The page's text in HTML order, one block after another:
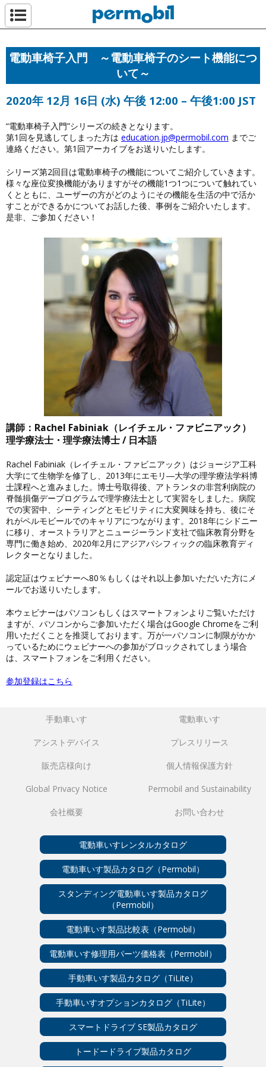
電動車椅子入門 ～電動車椅子のシート機能につ
いて～
2020年 12月 16日 (水) 午後 12:00 – 午後1:00 JST
“電動車椅子入門”シリーズの続きとなります。
第1回を見逃してしまった方は education.jp@permobil.com までご
連絡ください。第1回アーカイブをお送りいたします。
シリーズ第2回目は電動車椅子の機能についてご紹介していきます。
様々な座位変換機能がありますがその機能1つ1つについて触れてい
くとともに、ユーザーの方がどのようにその機能を生活の中で活か
すことができるかについてお話した後、事例をご紹介いたします。
是非、ご参加ください！
講師：Rachel Fabiniak（レイチェル・ファビニアック）
理学療法士・理学療法博士 / 日本語
Rachel Fabiniak（レイチェル・ファビニアック）はジョージア工科
大学にて生物学を修了し、2013年にエモリ―大学の理学療法学科博
士課程へと進みました。博士号取得後、アトランタの非営利病院の
脊髄損傷デープログラムで理学療法士として実習をしました。病院
での実習中、シーティングとモビリティに大変興味を持ち、後にそ
れがペルモビールでのキャリアにつながります。2018年にシドニー
に移り、オーストラリアとニュージーランド支社で臨床教育分野を
専門に働き始め、2020年2月にアジアパシフィックの臨床教育ディ
レクターとなりました。
認定証はウェビナーへ80％もしくはそれ以上参加いただいた方にメ
ールでお送りいたします。
本ウェビナーはパソコンもしくはスマートフォンよりご覧いただけ
ますが、パソコンからご参加いただく場合はGoogle Chromeをご利
用いただくことを推奨しております。万が一パソコンに制限がかか
っているためにウェビナーへの参加がブロックされてしまう場合
は、スマートフォンをご利用ください。
参加登録はこちら
手動車いす 電動車いす
アシストデバイス プレスリリース
販売店様向け 個人情報保護方針
Global Privacy Notice Permobil and Sustainability
会社概要 お問い合わせ
電動車いすレンタルカタログ
電動車いす製品カタログ（Permobil）
スタンディング電動車いす製品カタログ
（Permobil）
電動車いす製品比較表（Permobil）
電動車いす修理用パーツ価格表（Permobil）
手動車いす製品カタログ（TiLite）
手動車いすオプションカタログ（TiLite）
スマートドライブ SE製品カタログ
トードードライブ製品カタログ